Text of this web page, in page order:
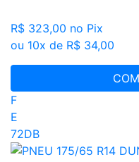
R$ 323,00 no Pix
ou 10x de R$ 34,00
F
E
72DB